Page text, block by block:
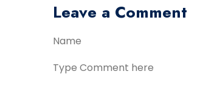
Leave a Comment